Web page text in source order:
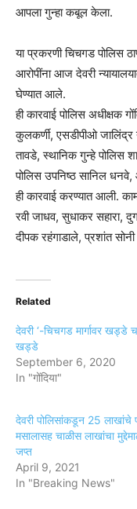
आपला गुन्हा कबूल केला.
या प्रकरणी चिचगड पोलिस
आरोपींना आज देवरी
घेण्यात आले.
ही कारवाई पोलिस अधीक्षक
कुलकर्णी, एसडीपीओ
तावडे, स्थानिक गुन्हे पोलिस
पोलिस उपनिष्ठ सानिल धनवे,
ही कारवाई करण्यात आली.
रवी जाधव, सुधाकर सहारा,
दीपक रहंगाडाले, प्रशांत
Related
देवरी ‘-चिचगड मार्गावर खड्डे च
खड्डे
September 6, 2020
In "गोंदिया"
देवरी पोलिसांकडून 25 लाखांचे
मसालासह चाळीस लाखांचा
जप्त
April 9, 2021
In "Breaking News"